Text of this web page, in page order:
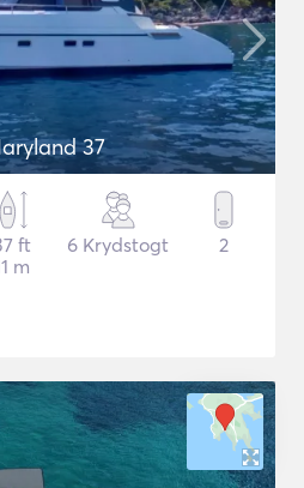
37
ft
m
6 Krydstogt 2